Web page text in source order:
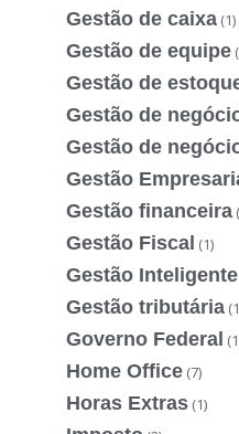
Gestão de caixa (1)
Gestão de equipe
Gestão de
Gestão de
Gestão de
Gestão
Gestão financeira
Gestão Fiscal (1)
Gestão Inteligente
Gestão tributária
Governo Federal
Home Office (7)
Horas Extras (1)